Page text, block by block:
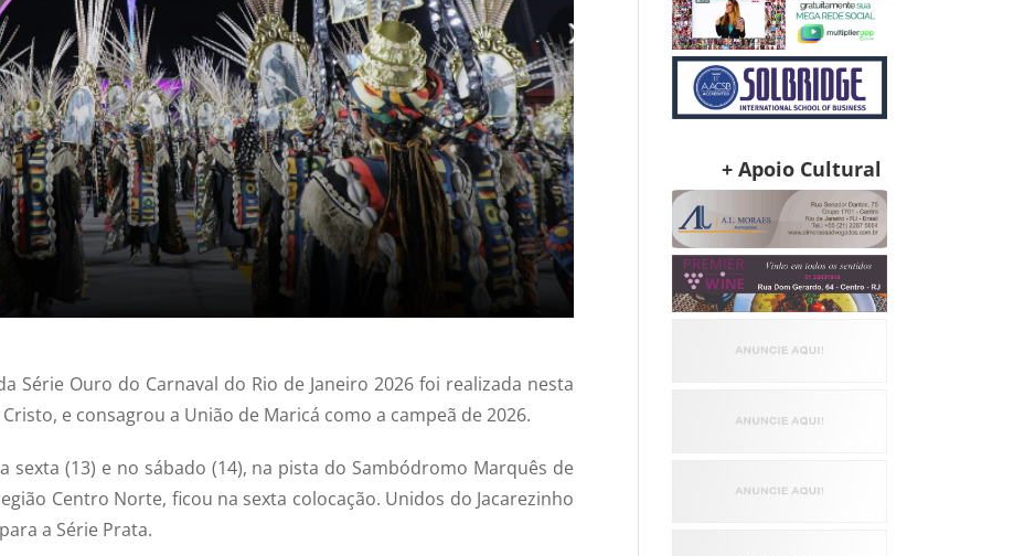
Série Ouro do Carnaval do Rio de Janeiro 2026 foi realizada nesta
e consagrou a União de Maricá como a campeã de 2026.
sexta (13) e no sábado (14), na pista do Sambódromo Marquês de
Centro Norte, ficou na sexta colocação. Unidos do Jacarezinho
a Série Prata.
+ Apoio Cultural